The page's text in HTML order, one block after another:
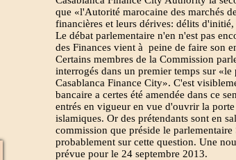
que «l'Autorité marocaine des marchés
financières et leurs dérives: délits
Le débat parlementaire n'en n'est pas
des Finances vient à peine de faire son
Certains membres de la Commission
interrogés dans un premier temps sur
Casablanca Finance City». C'est
bancaire a certes été amendée dans ce
entrés en vigueur en vue d'ouvrir la
islamiques. Or des prétendants sont en
commission que préside le
probablement sur cette question. Une
prévue pour le 24 septembre 2013.